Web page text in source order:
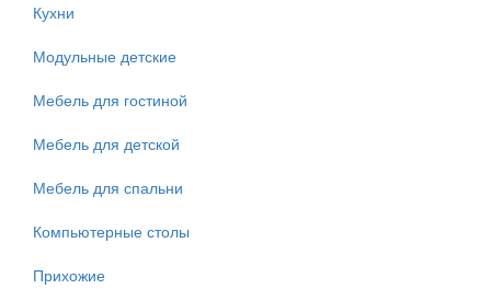
Кухни
Модульные детские
Мебель для гостиной
Мебель для детской
Мебель для спальни
Компьютерные столы
Прихожие